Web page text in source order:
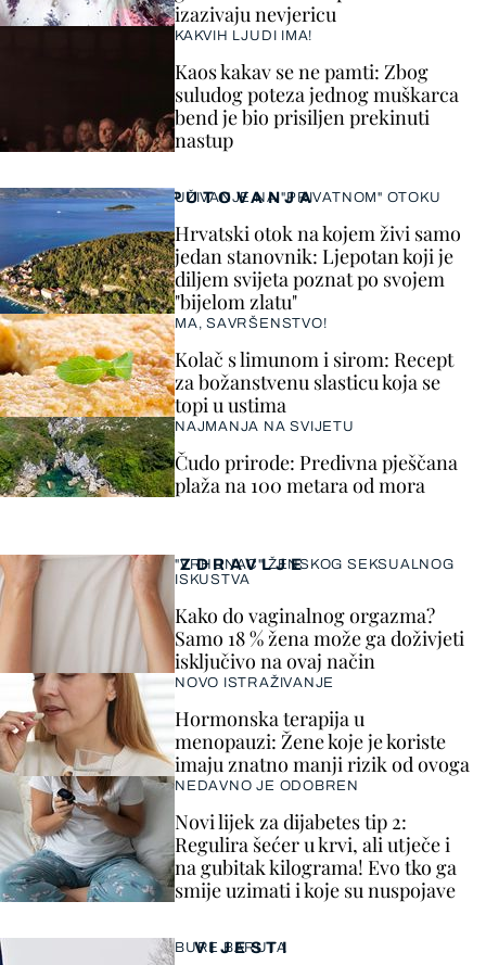
VIJESTI
BURE BARUTA
izazivaju nevjericu
KAKVIH LJUDI IMA!
Kaos kakav se ne pamti: Zbog
suludog poteza jednog muškarca
bend je bio prisiljen prekinuti
nastup
ZDRAVLJE
"VRHUNAC" ŽENSKOG SEKSUALNOG
ISKUSTVA
Kako do vaginalnog orgazma?
Samo 18 % žena može ga doživjeti
isključivo na ovaj način
NOVO ISTRAŽIVANJE
Hormonska terapija u
menopauzi: Žene koje je koriste
imaju znatno manji rizik od ovoga
NEDAVNO JE ODOBREN
Novi lijek za dijabetes tip 2:
Regulira šećer u krvi, ali utječe i
na gubitak kilograma! Evo tko ga
smije uzimati i koje su nuspojave
PUTOVANJA
UŽIVANJE NA "PRIVATNOM" OTOKU
Hrvatski otok na kojem živi samo
jedan stanovnik: Ljepotan koji je
diljem svijeta poznat po svojem
"bijelom zlatu"
MA, SAVRŠENSTVO!
Kolač s limunom i sirom: Recept
za božanstvenu slasticu koja se
topi u ustima
NAJMANJA NA SVIJETU
Čudo prirode: Predivna pješčana
plaža na 100 metara od mora